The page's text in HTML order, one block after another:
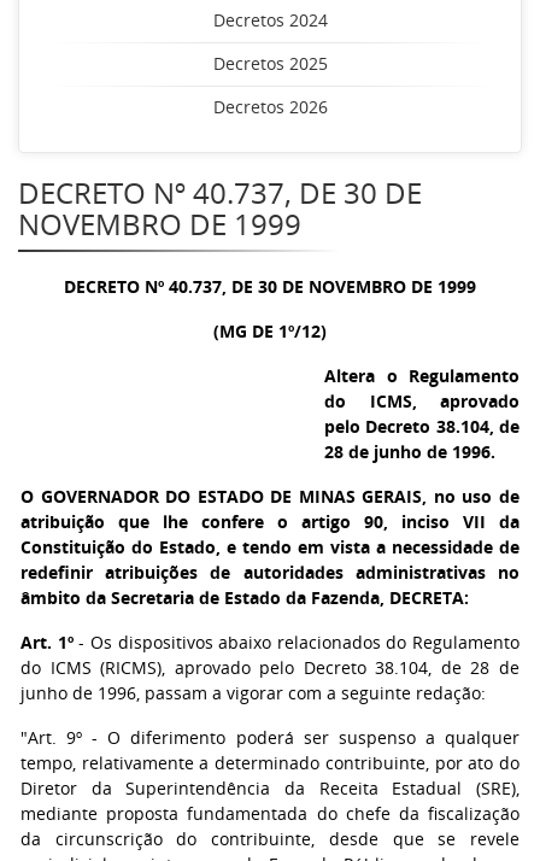
Decretos 2024
Decretos 2025
Decretos 2026
DECRETO Nº 40.737, DE 30 DE
NOVEMBRO DE 1999
DECRETO Nº 40.737, DE 30 DE NOVEMBRO DE 1999
(MG DE 1º/12)
Altera o Regulamento
do ICMS, aprovado
pelo Decreto 38.104, de
28 de junho de 1996.
O GOVERNADOR DO ESTADO DE MINAS GERAIS, no uso de
atribuição que lhe confere o artigo 90, inciso VII da
Constituição do Estado, e tendo em vista a necessidade de
redefinir atribuições de autoridades administrativas no
âmbito da Secretaria de Estado da Fazenda, DECRETA:
Art. 1º- Os dispositivos abaixo relacionados do Regulamento
do ICMS (RICMS), aprovado pelo Decreto 38.104, de 28 de
junho de 1996, passam a vigorar com a seguinte redação:
"Art. 9º - O diferimento poderá ser suspenso a qualquer
tempo, relativamente a determinado contribuinte, por ato do
Diretor da Superintendência da Receita Estadual (SRE),
mediante proposta fundamentada do chefe da fiscalização
da circunscrição do contribuinte, desde que se revele